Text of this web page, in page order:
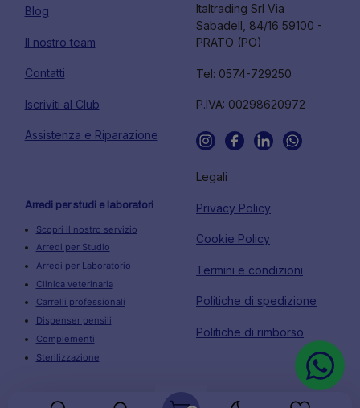
Blog
Il nostro team
Contatti
Iscriviti al Club
Assistenza e Riparazione
Italtrading Srl Via
Sabadell, 84/16 59100 -
PRATO (PO)
Tel: 0574-729250
P.IVA: 00298620972
Arredi per studi e laboratori
Scopri il nostro servizio
Arredi per Studio
Arredi per Laboratorio
Clinica veterinaria
Carrelli professionali
Dispenser pensili
Complementi
Sterilizzazione
Legali
Privacy Policy
Cookie Policy
Termini e condizioni
Politiche di spedizione
Politiche di rimborso